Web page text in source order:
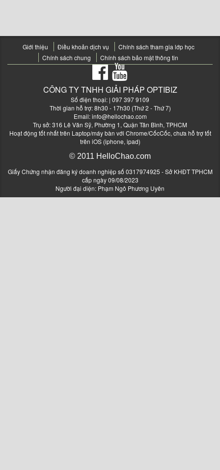
Giới thiệu Điều khoản dịch vụ
Chính sách tham gia lớp học
Chính sách chung
Chính sách bảo mật thông tin
CÔNG TY TNHH GIẢI PHÁP OPTIBIZ
Số điện thoại: | 097 397 9109
Thời gian hỗ trợ: 8h30 - 17h30 (Thứ 2 - Thứ 7)
Email:info@hellochao.com
Trụ sở: 316 Lê Văn Sỹ, Phường 1, Quận Tân Bình, TPHCM
Hoạt động tốt nhất trên Laptop/máy bàn với Chrome/CốcCốc, chưa hỗ trợ tốt
trên iOS (iphone, ipad)
© 2011 HelloChao.com
Giấy Chứng nhận đăng ký doanh nghiệp số 0317974925 - Sở KHĐT TPHCM
cấp ngày 09/08/2023
Người đại diện: Phạm Ngô Phương Uyên